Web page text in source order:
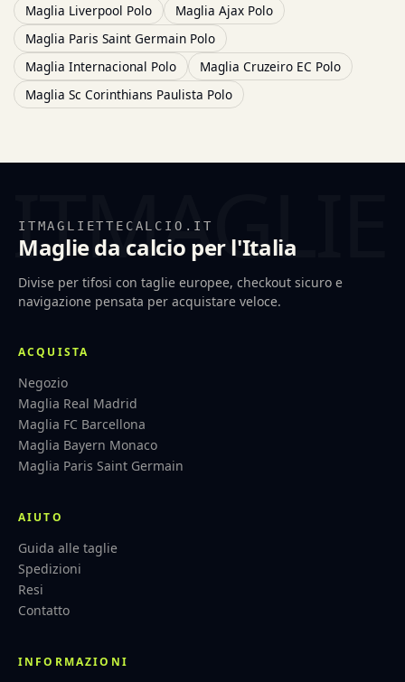
Maglia Liverpool Polo
Maglia Ajax Polo
Maglia Paris Saint Germain Polo
Maglia Internacional Polo
Maglia Cruzeiro EC Polo
Maglia Sc Corinthians Paulista Polo
ITMAGLIETTECALCIO.IT
Maglie da calcio per l'Italia
Divise per tifosi con taglie europee, checkout sicuro e
navigazione pensata per acquistare veloce.
ACQUISTA
Negozio
Maglia Real Madrid
Maglia FC Barcellona
Maglia Bayern Monaco
Maglia Paris Saint Germain
AIUTO
Guida alle taglie
Spedizioni
Resi
Contatto
INFORMAZIONI